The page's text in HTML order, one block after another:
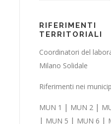
RIFERIMENTI
TERRITORIALI
Coordinatori del
Milano Solidale
Riferimenti nei
MUN 1 | MUN 2 |
| MUN 5 | MUN 6 |